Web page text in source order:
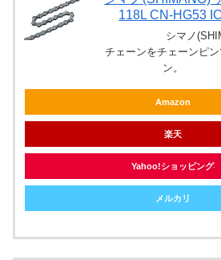
118L CN-HG53
シマノ
チェーンをチェーンピ
ン。
Amazon
楽天
Yahoo!ショッピング
メルカリ